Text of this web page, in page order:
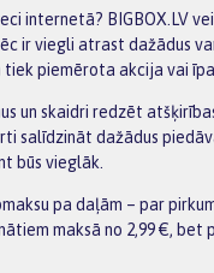
internetā? BIGBOX.LV
ir viegli atrast dažādus
piemērota akcija vai
un skaidri redzēt
salīdzināt dažādus
būs vieglāk.
pa daļām – par
maksā no 2,99 €,